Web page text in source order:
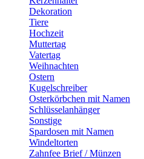
Dekoration
Tiere
Hochzeit
Muttertag
Vatertag
Weihnachten
Ostern
Kugelschreiber
Osterkörbchen mit Namen
Schlüsselanhänger
Sonstige
Spardosen mit Namen
Windeltorten
Zahnfee Brief / Münzen